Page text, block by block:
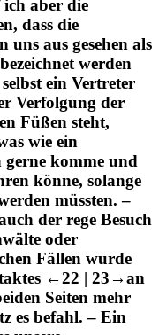
aber die
dass die
aus gesehen als
werden
ein Vertreter
Verfolgung der
Füßen steht,
wie ein
komme und
könne, solange
müssten. –
der rege Besuch
oder
Fällen wurde
←22 | 23→an
Seiten mehr